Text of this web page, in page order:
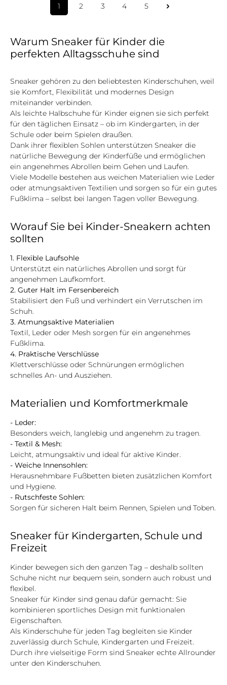
Seite
1 Seite
2 Seite
3 Seite
4 Seite
5
Warum Sneaker für Kinder die
perfekten Alltagsschuhe sind
Sneaker gehören zu den beliebtesten Kinderschuhen, weil
sie Komfort, Flexibilität und modernes Design
miteinander verbinden.
Als leichte Halbschuhe für Kinder eignen sie sich perfekt
für den täglichen Einsatz – ob im Kindergarten, in der
Schule oder beim Spielen draußen.
Dank ihrer flexiblen Sohlen unterstützen Sneaker die
natürliche Bewegung der Kinderfüße und ermöglichen
ein angenehmes Abrollen beim Gehen und Laufen.
Viele Modelle bestehen aus weichen Materialien wie Leder
oder atmungsaktiven Textilien und sorgen so für ein gutes
Fußklima – selbst bei langen Tagen voller Bewegung.
Worauf Sie bei Kinder-Sneakern achten
sollten
1. Flexible Laufsohle
Unterstützt ein natürliches Abrollen und sorgt für
angenehmen Laufkomfort.
2. Guter Halt im Fersenbereich
Stabilisiert den Fuß und verhindert ein Verrutschen im
Schuh.
3. Atmungsaktive Materialien
Textil, Leder oder Mesh sorgen für ein angenehmes
Fußklima.
4. Praktische Verschlüsse
Klettverschlüsse oder Schnürungen ermöglichen
schnelles An- und Ausziehen.
Materialien und Komfortmerkmale
- Leder:
Besonders weich, langlebig und angenehm zu tragen.
- Textil & Mesh:
Leicht, atmungsaktiv und ideal für aktive Kinder.
- Weiche Innensohlen:
Herausnehmbare Fußbetten bieten zusätzlichen Komfort
und Hygiene.
- Rutschfeste Sohlen:
Sorgen für sicheren Halt beim Rennen, Spielen und Toben.
Sneaker für Kindergarten, Schule und
Freizeit
Kinder bewegen sich den ganzen Tag – deshalb sollten
Schuhe nicht nur bequem sein, sondern auch robust und
flexibel.
Sneaker für Kinder sind genau dafür gemacht: Sie
kombinieren sportliches Design mit funktionalen
Eigenschaften.
Als Kinderschuhe für jeden Tag begleiten sie Kinder
zuverlässig durch Schule, Kindergarten und Freizeit.
Durch ihre vielseitige Form sind Sneaker echte Allrounder
unter den Kinderschuhen.